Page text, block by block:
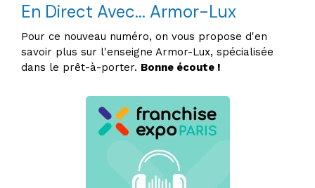
En Direct Avec... Armor-Lux
Pour ce nouveau numéro, on vous propose d'en
savoir plus sur l'enseigne Armor-Lux, spécialisée
dans le prêt-à-porter. Bonne écoute !